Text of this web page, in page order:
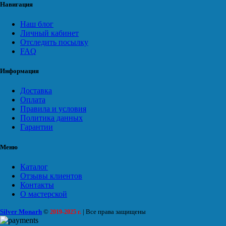
Навигация
Наш блог
Личный кабинет
Отследить посылку
FAQ
Информация
Доставка
Оплата
Правила и условия
Политика данных
Гарантии
Меню
Каталог
Отзывы клиентов
Контакты
О мастерской
Silver Monarh © 2019-2025 г. | Все права защищены